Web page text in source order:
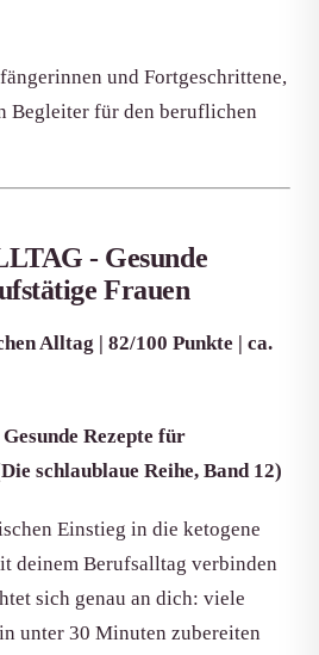
und Fortgeschrittene,
Begleiter für den beruflichen
- Gesunde
Frauen
Alltag | 82/100 Punkte | ca.
Rezepte für
schlaublaue Reihe, Band 12)
Einstieg in die ketogene
deinem Berufsalltag verbinden
sich genau an dich: viele
unter 30 Minuten zubereiten